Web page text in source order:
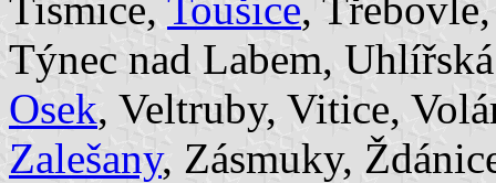
Týnec nad Labem,
Osek, Veltruby, Vitice,
Zalešany, Zásmuky,